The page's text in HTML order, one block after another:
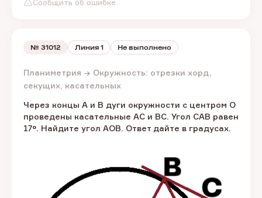
Сообщить об ошибке
№ 31012 Линия 1 Не выполнено
Планиметрия → Окружность: отрезки хорд,
секущих, касательных
Через концы A и B дуги окружности с центром O
проведены касательные AC и BC. Угол CAB равен
17°. Найдите угол AOB. Ответ дайте в градусах.